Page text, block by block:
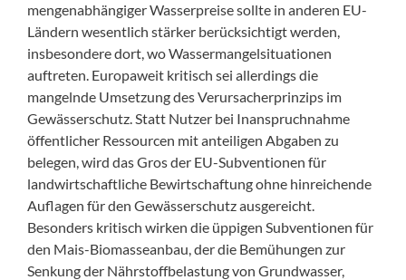
mengenabhängiger Wasserpreise sollte in anderen EU-
Ländern wesentlich stärker berücksichtigt werden,
insbesondere dort, wo Wassermangelsituationen
auftreten. Europaweit kritisch sei allerdings die
mangelnde Umsetzung des Verursacherprinzips im
Gewässerschutz. Statt Nutzer bei Inanspruchnahme
öffentlicher Ressourcen mit anteiligen Abgaben zu
belegen, wird das Gros der EU-Subventionen für
landwirtschaftliche Bewirtschaftung ohne hinreichende
Auflagen für den Gewässerschutz ausgereicht.
Besonders kritisch wirken die üppigen Subventionen für
den Mais-Biomasseanbau, der die Bemühungen zur
Senkung der Nährstoffbelastung von Grundwasser,